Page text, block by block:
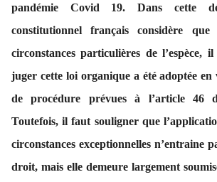
pandémie Covid 19. Dans cette
constitutionnel français considère
circonstances particulières de
juger cette loi organique a été adoptée en
de procédure prévues à l’article 46
Toutefois, il faut souligner que
circonstances exceptionnelles n’entraine
droit, mais elle demeure largement